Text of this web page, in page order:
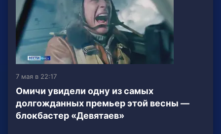
7 мая в 22:17
Омичи увидели одну из самых
долгожданных премьер этой весны —
блокбастер «Девятаев»